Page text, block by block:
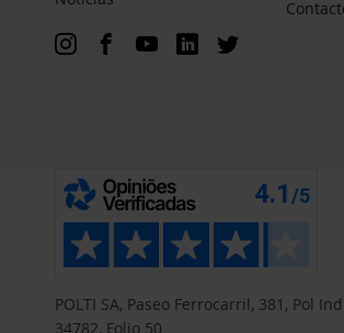
POLTI SA, Paseo Ferrocarril, 381, Pol
34782, Folio 50